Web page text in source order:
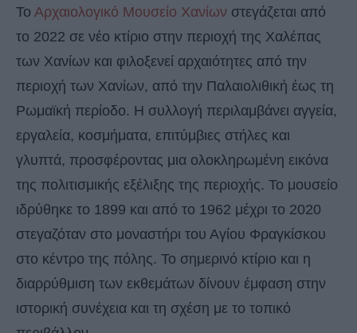
Το Αρχαιολογικό Μουσείο Χανίων στεγάζεται από
το 2022 σε νέο κτίριο στην περιοχή της Χαλέπας
των Χανίων και φιλοξενεί αρχαιότητες από την
περιοχή των Χανίων, από την Παλαιολιθική έως τη
Ρωμαϊκή περίοδο. Η συλλογή περιλαμβάνει αγγεία,
εργαλεία, κοσμήματα, επιτύμβιες στήλες και
γλυπτά, προσφέροντας μια ολοκληρωμένη εικόνα
της πολιτισμικής εξέλιξης της περιοχής. Το μουσείο
ιδρύθηκε το 1899 και από το 1962 μέχρι το 2020
στεγαζόταν στο μοναστήρι του Αγίου Φραγκίσκου
στο κέντρο της πόλης. Το σημερινό κτίριο και η
διαρρύθμιση των εκθεμάτων δίνουν έμφαση στην
ιστορική συνέχεια και τη σχέση με το τοπικό